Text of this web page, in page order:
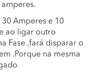
Amperes e 10
ao ligar outro
Fase ,fará disparar o
.Porque na mesma